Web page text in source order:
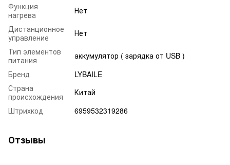
Функция
нагрева
Нет
Дистанционное
управление
Нет
Тип элементов
питания
аккумулятор ( зарядка от USB )
Бренд
LYBAILE
Страна
происхождения
Китай
Штрихкод
6959532319286
Отзывы